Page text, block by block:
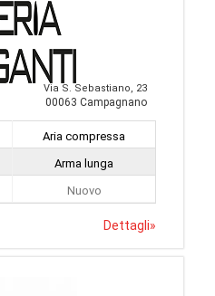
Via S. Sebastiano, 23
00063 Campagnano
Aria compressa
Arma lunga
Nuovo
Dettagli»